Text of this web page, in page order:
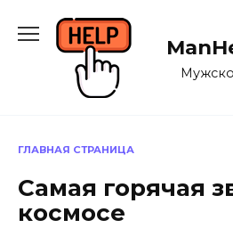
содержанию
ГЛАВНАЯ СТРАНИЦА
Самая горячая
космосе